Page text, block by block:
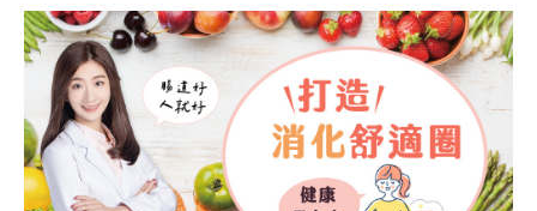
除了鮭魚、也可以選擇鱸魚、大比目魚(扁鱈)、紅
魚，都是常見的白肉魚種類。
也別忘記補充富含維生素、礦物質的多種蔬菜、水
果，營養拼圖更完整，幫助身體建造修補組織更順
利！
折價券不可與其他行銷優惠合併使用，且不可折抵
冷藏蔬果、冷藏乳品、主米食、訂閱制、保健品牌
(倍適/娘家(含精補品)) 、機器設備(含耗材及配件)、
包裝袋、運費及部分檔期促銷商品。
使用本折價券之交易若辦理退貨，僅退回實際支付
金額，本券恕不補發或退還。
多種吃不膩的進階享用法
全都在影片中，不藏私分享！